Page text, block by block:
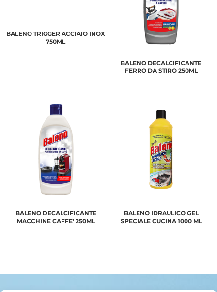
BALENO TRIGGER ACCIAIO INOX
750ML
BALENO DECALCIFICANTE
FERRO DA STIRO 250ML
BALENO DECALCIFICANTE
MACCHINE CAFFE’ 250ML
BALENO IDRAULICO GEL
SPECIALE CUCINA 1000 ML